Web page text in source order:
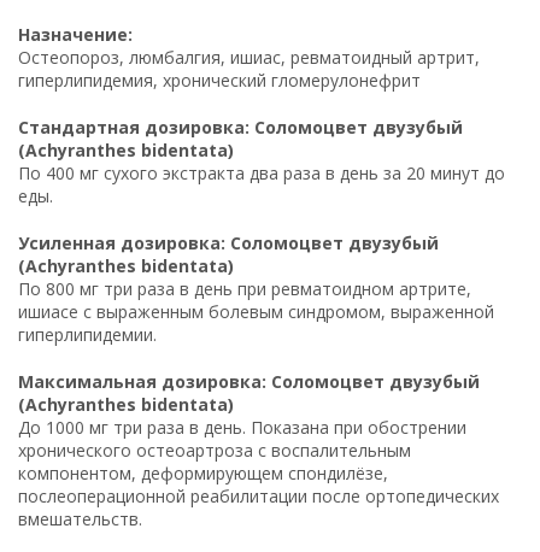
Назначение:
Остеопороз, люмбалгия, ишиас, ревматоидный артрит,
гиперлипидемия, хронический гломерулонефрит
Стандартная дозировка: Соломоцвет двузубый
(Achyranthes bidentata)
По 400 мг сухого экстракта два раза в день за 20 минут до
еды.
Усиленная дозировка: Соломоцвет двузубый
(Achyranthes bidentata)
По 800 мг три раза в день при ревматоидном артрите,
ишиасе с выраженным болевым синдромом, выраженной
гиперлипидемии.
Максимальная дозировка: Соломоцвет двузубый
(Achyranthes bidentata)
До 1000 мг три раза в день. Показана при обострении
хронического остеоартроза с воспалительным
компонентом, деформирующем спондилёзе,
послеоперационной реабилитации после ортопедических
вмешательств.